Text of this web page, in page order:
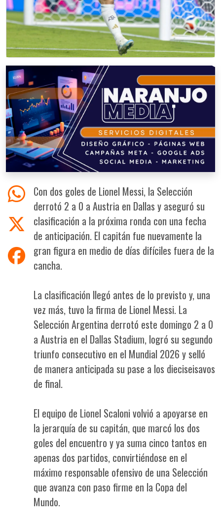
Con dos goles de Lionel Messi, la Selección
derrotó 2 a 0 a Austria en Dallas y aseguró su
clasificación a la próxima ronda con una fecha
de anticipación. El capitán fue nuevamente la
gran figura en medio de días difíciles fuera de la
cancha.
La clasificación llegó antes de lo previsto y, una
vez más, tuvo la firma de Lionel Messi. La
Selección Argentina derrotó este domingo 2 a 0
a Austria en el Dallas Stadium, logró su segundo
triunfo consecutivo en el Mundial 2026 y selló
de manera anticipada su pase a los dieciseisavos
de final.
El equipo de Lionel Scaloni volvió a apoyarse en
la jerarquía de su capitán, que marcó los dos
goles del encuentro y ya suma cinco tantos en
apenas dos partidos, convirtiéndose en el
máximo responsable ofensivo de una Selección
que avanza con paso firme en la Copa del
Mundo.